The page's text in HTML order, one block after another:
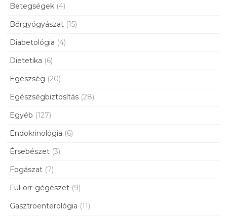
Betegségek (4)
Bőrgyógyászat (15)
Diabetológia (4)
Dietetika (6)
Egészség (20)
Egészségbiztosítás (28)
Egyéb (127)
Endokrinológia (6)
Érsebészet (3)
Fogászat (7)
Fül-orr-gégészet (9)
Gasztroenterológia (11)